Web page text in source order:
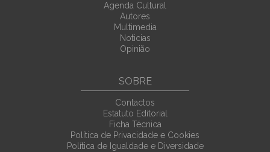
Agenda Cultural
Autores
Multimedia
Noticias
Opinião
SOBRE
Contactos
Estatuto Editorial
Ficha Técnica
Política de Privacidade e Cookies
Política de Igualdade e Diversidade